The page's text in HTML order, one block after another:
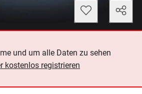
und um alle Daten zu sehen
kostenlos registrieren